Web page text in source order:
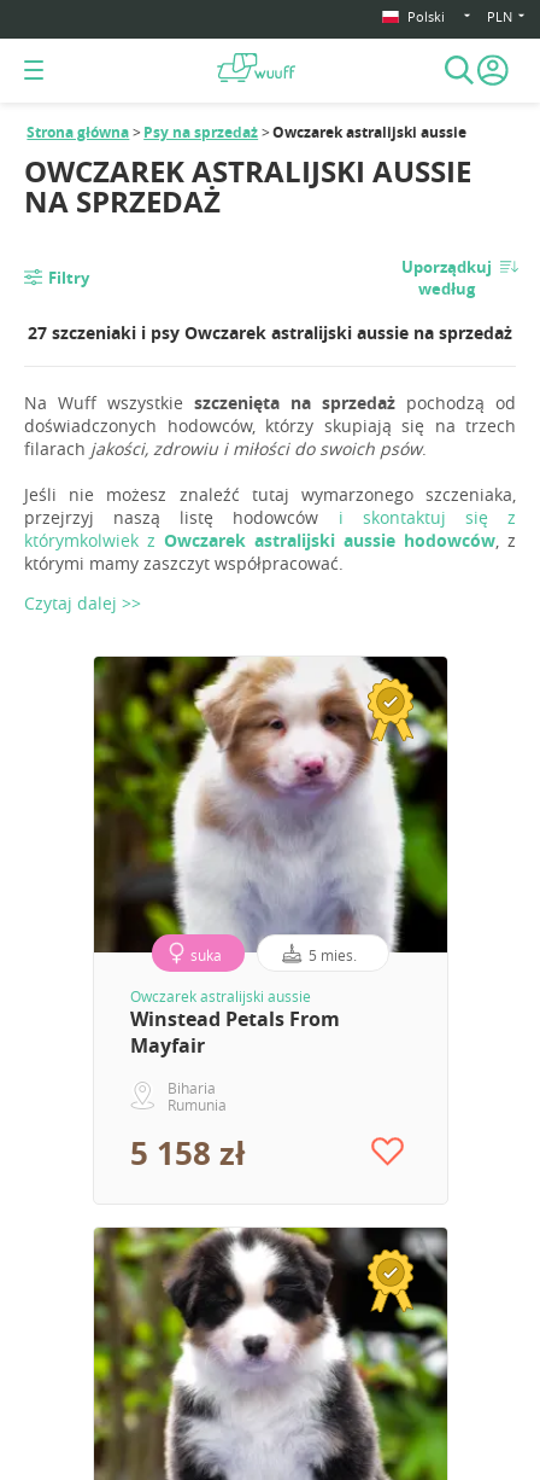
Polski PLN
OWCZAREK ASTRALIJSKI AUSSIE
NA SPRZEDAŻ
Strona główna Psy na sprzedaż Owczarek astralijski aussie
Filtry
Uporządkuj
według
27 szczeniaki i psy Owczarek astralijski aussie na sprzedaż
Na Wuff wszystkie szczenięta na sprzedaż pochodzą od
doświadczonych hodowców, którzy skupiają się na trzech
filarach jakości, zdrowiu i miłości do swoich psów.
Jeśli nie możesz znaleźć tutaj wymarzonego szczeniaka,
przejrzyj naszą listę hodowców i skontaktuj się z
którymkolwiek z Owczarek astralijski aussie hodowców , z
którymi mamy zaszczyt współpracować.
Czytaj dalej >>
suka 5 mies.
Owczarek astralijski aussie
Winstead Petals From
Mayfair
Biharia
Rumunia
5 158 zł